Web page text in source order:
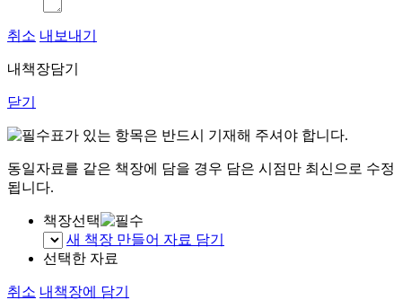
취소 내보내기
내책장담기
닫기
표가 있는 항목은 반드시 기재해 주셔야 합니다.
동일자료를 같은 책장에 담을 경우 담은 시점만 최신으로 수정
됩니다.
책장선택
새 책장 만들어 자료 담기
선택한 자료
취소 내책장에 담기